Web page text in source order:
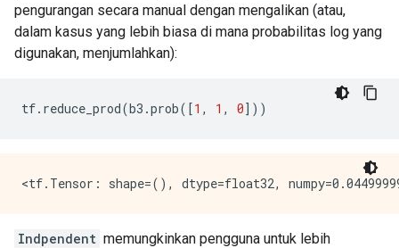
pengurangan secara manual dengan mengalikan (atau,
dalam kasus yang lebih biasa di mana probabilitas log yang
digunakan, menjumlahkan):
tf. reduce_prod(b3 .prob([1 , 1 , 0]))
Indpendent memungkinkan pengguna untuk lebih